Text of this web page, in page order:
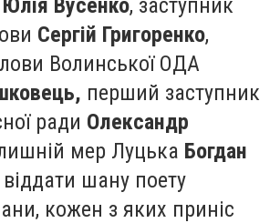
Сергій Григоренко,
Волинської ОДА
перший заступник
ради Олександр
мер Луцька Богдан
шану поету
кожен з яких приніс